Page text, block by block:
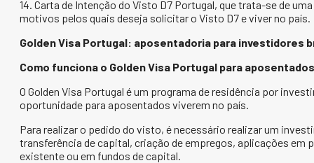
14. Carta de Intenção do Visto D7 Portugal, que trata-se de
motivos pelos quais deseja solicitar o Visto D7 e viver no país.
Golden Visa Portugal: aposentadoria para investidores
Como funciona o Golden Visa Portugal para
O Golden Visa Portugal é um programa de residência por
oportunidade para aposentados viverem no país.
Para realizar o pedido do visto, é necessário realizar um
transferência de capital, criação de empregos, aplicações em
existente ou em fundos de capital.